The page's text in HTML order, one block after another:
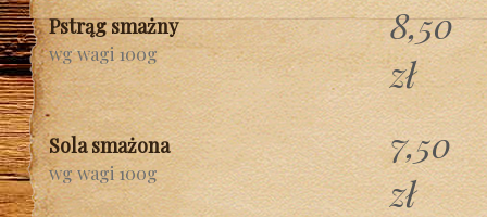
Pstrąg smażny
wg wagi 100g
8,50
zł
Sola smażona
wg wagi 100g
7,50
zł